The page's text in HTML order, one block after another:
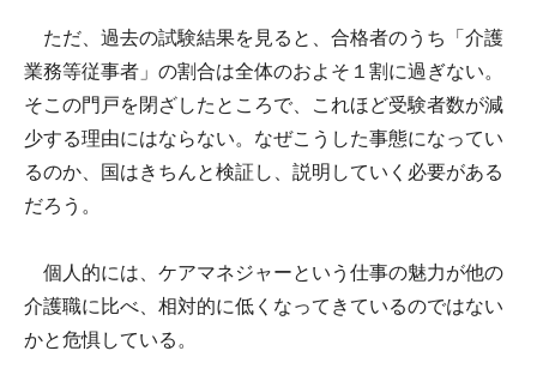
ただ、過去の試験結果を見ると、合格者のうち「介護
業務等従事者」の割合は全体のおよそ１割に過ぎない。
そこの門戸を閉ざしたところで、これほど受験者数が減
少する理由にはならない。なぜこうした事態になってい
るのか、国はきちんと検証し、説明していく必要がある
だろう。
個人的には、ケアマネジャーという仕事の魅力が他の
介護職に比べ、相対的に低くなってきているのではない
かと危惧している。